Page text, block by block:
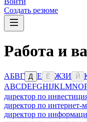
Создать резюме
Работа и
АБВГ Д Е Ё ЖЗИ Й
ABCDEFGHIJKLMNO
директор по
директор по интернет-
директор по